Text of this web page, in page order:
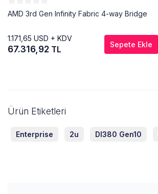
AMD 3rd Gen Infinity Fabric 4-way Bridge
1.171,65 USD + KDV
67.316,92 TL Sepete Ekle
Ürün Etiketleri
Enterprise 2u Dl380 Gen10